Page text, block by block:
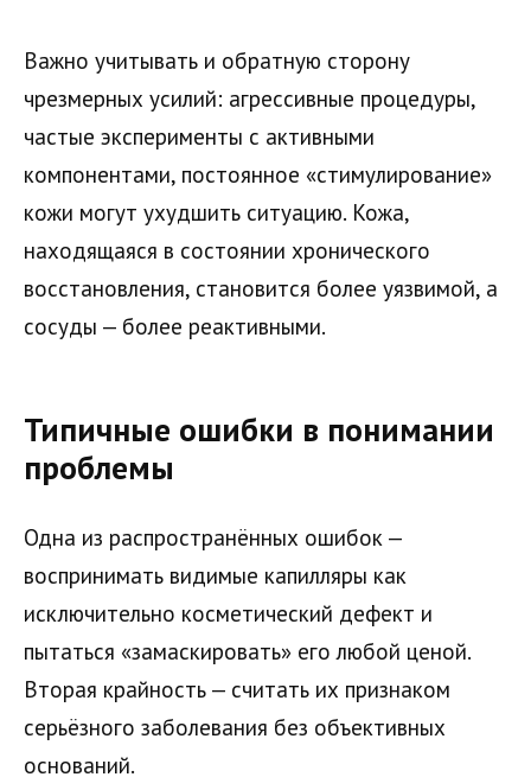
Важно учитывать и обратную сторону
чрезмерных усилий: агрессивные процедуры,
частые эксперименты с активными
компонентами, постоянное «стимулирование»
кожи могут ухудшить ситуацию. Кожа,
находящаяся в состоянии хронического
восстановления, становится более уязвимой, а
сосуды — более реактивными.
Типичные ошибки в понимании
проблемы
Одна из распространённых ошибок —
воспринимать видимые капилляры как
исключительно косметический дефект и
пытаться «замаскировать» его любой ценой.
Вторая крайность — считать их признаком
серьёзного заболевания без объективных
оснований.